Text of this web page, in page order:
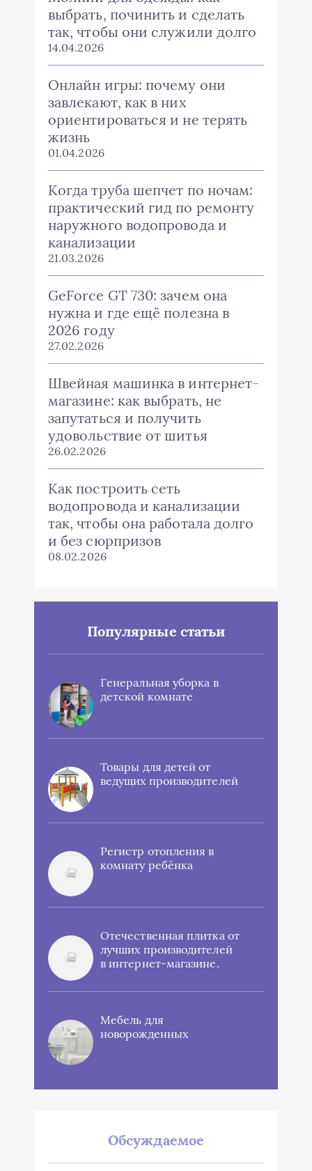
выбрать, починить и сделать
так, чтобы они служили долго
14.04.2026
Онлайн игры: почему они
завлекают, как в них
ориентироваться и не терять
жизнь
01.04.2026
Когда труба шепчет по ночам:
практический гид по ремонту
наружного водопровода и
канализации
21.03.2026
GeForce GT 730: зачем она
нужна и где ещё полезна в
2026 году
27.02.2026
Швейная машинка в интернет-
магазине: как выбрать, не
запутаться и получить
удовольствие от шитья
26.02.2026
Как построить сеть
водопровода и канализации
так, чтобы она работала долго
и без сюрпризов
08.02.2026
Популярные статьи
Генеральная уборка в
детской комнате
Товары для детей от
ведущих производителей
Регистр отопления в
комнату ребёнка
Отечественная плитка от
лучших производителей
в интернет-магазине.
Мебель для
новорожденных
Обсуждаемое